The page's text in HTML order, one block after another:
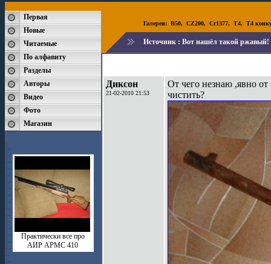
Первая
Новые
Читаемые
По алфавиту
Разделы
Авторы
Видео
Фото
Магазин
Практически все про
АИР АРМС 410
Галереи: B50, CZ200, Cr1377, T4, T4
Источник : Вот нашёл такой ржавый!
Диксон
21-02-2010 21:53
От чего незнаю ,явно от
чистить?